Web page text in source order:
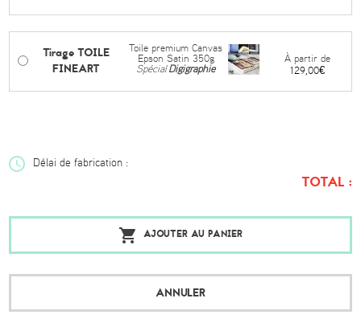
Tirage TOILE
FINEART
Toile premium Canvas
Epson Satin 350g
SpécialDigigraphie
À partir de
129,00€
Délai de fabrication :
TOTAL :
ANNULER
AJOUTER AU PANIER